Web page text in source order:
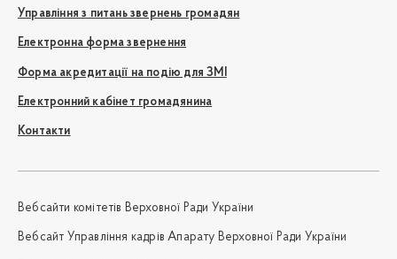
Управління з питань звернень громадян
Електронна форма звернення
Форма акредитації на подію для ЗМІ
Електронний кабінет громадянина
Контакти
Вебсайти комітетів Верховної Ради України
Вебсайт Управління кадрів Апарату Верховної Ради України